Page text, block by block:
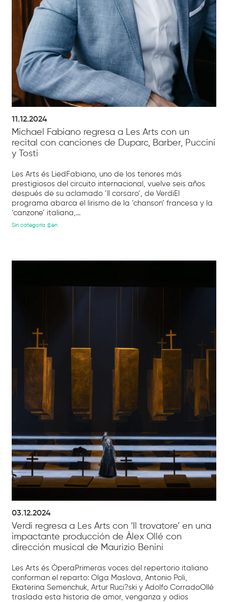
11.12.2024
Michael Fabiano regresa a Les Arts con un
recital con canciones de Duparc, Barber, Puccini
y Tosti
Les Arts és LiedFabiano, uno de los tenores más
prestigiosos del circuito internacional, vuelve seis años
después de su aclamado ‘Il corsaro’, de VerdiEl
programa abarca el lirismo de la ‘chanson’ francesa y la
‘canzone’ italiana,...
Sin categoría @en
03.12.2024
Verdi regresa a Les Arts con ‘Il trovatore’ en una
impactante producción de Àlex Ollé con
dirección musical de Maurizio Benini
Les Arts és ÒperaPrimeras voces del repertorio italiano
conforman el reparto: Olga Maslova, Antonio Poli,
Ekaterina Semenchuk, Artur Ruci?ski y Adolfo CorradoOllé
traslada esta historia de amor, venganza y odios